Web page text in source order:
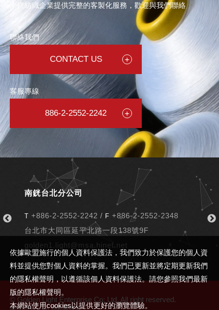
南銧紡織企業提供完整的客製化服務，歡迎與我們聯絡
聯絡我們
CONTACT US
客服專線
886-2-2552-2242
南銧台北分公司
T +886-2-2552-2242 / F +886-2-2552-2348
台北市大同區延平北路一段138號9F
golden1.light@msa.hinet.net
T
F
© Golden Light Enterprise Co; Ltd. All right reserved.
隱私權政策
依據歐盟施行的個人資料保護法，我們致力於保護您的個人資
料並提供您對個人資料的掌握。我們已更新並將定期更新我們
的隱私權聲明，以遵循該個人資料保護法。請您參照我們最新
版的隱私權聲明。
本網站使用cookies以提供更好的瀏覽體驗。